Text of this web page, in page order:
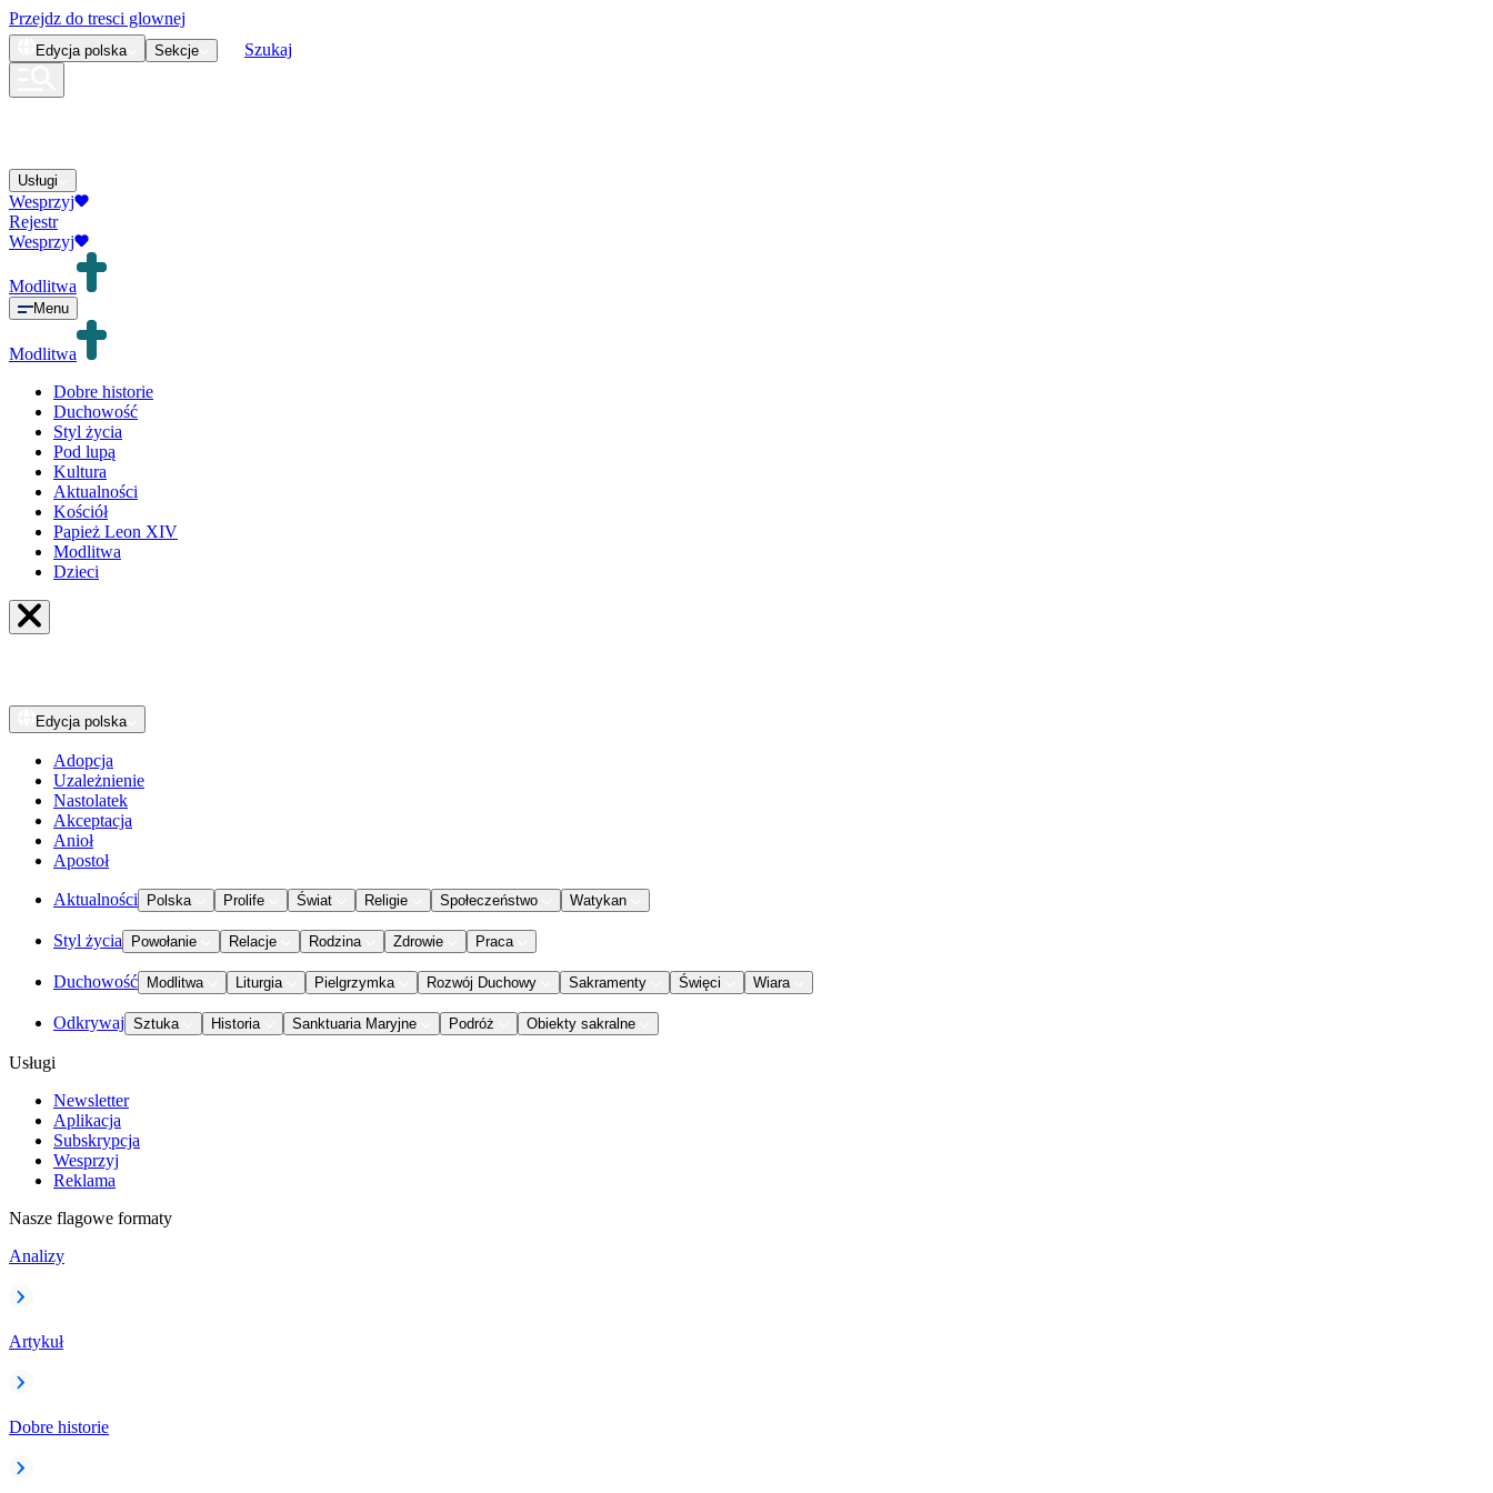
Przejdz do tresci glownej
Edycja polska Sekcje Szukaj
Usługi
Wesprzyj
Rejestr
Wesprzyj
Modlitwa
Menu
Modlitwa
Dobre historie
Duchowość
Styl życia
Pod lupą
Kultura
Aktualności
Kościół
Papież Leon XIV
Modlitwa
Dzieci
Edycja polska
Adopcja
Uzależnienie
Nastolatek
Akceptacja
Anioł
Apostoł
Aktualności Polska Prolife Świat Religie Społeczeństwo Watykan
Styl życia Powołanie Relacje Rodzina Zdrowie Praca
Duchowość Modlitwa Liturgia Pielgrzymka Rozwój Duchowy Sakramenty Święci Wiara
Odkrywaj Sztuka Historia Sanktuaria Maryjne Podróż Obiekty sakralne
Usługi
Newsletter
Aplikacja
Subskrypcja
Wesprzyj
Reklama
Nasze flagowe formaty
Analizy
Artykuł
Dobre historie